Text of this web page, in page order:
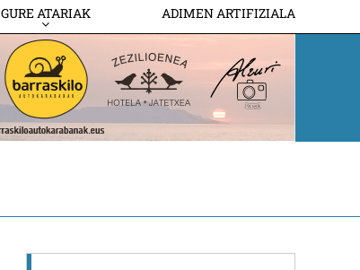
GURE ATARIAK ADIMEN ARTIFIZIALA